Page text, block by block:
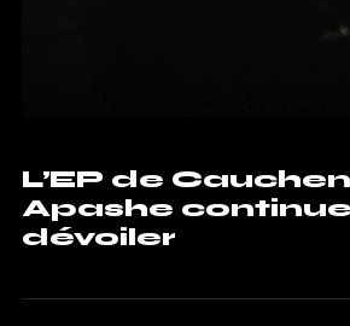
L’EP de
Apashe
dévoiler